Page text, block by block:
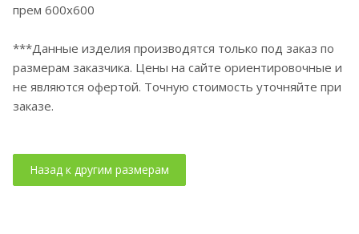
прем 600х600
***Данные изделия производятся только под заказ по
размерам заказчика. Цены на сайте ориентировочные и
не являются офертой. Точную стоимость уточняйте при
заказе.